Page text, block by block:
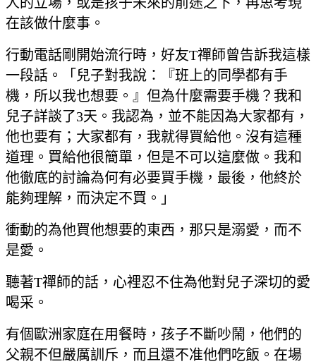
人的立場，或是孩子未來的前途之下，再思考現
在該做什麼事。
行動電話剛開始流行時，好友T禪師曾告訴我這樣
一段話。「兒子對我說：『班上的同學都有手
機，所以我也想要。』但為什麼需要手機？我和
兒子詳談了3天。我認為，並不能因為大家都有，
他也要有；大家都有，我就得買給他。沒有這種
道理。買給他很簡單，但是不可以這麼做。我和
他徹底的討論為何有必要買手機，最後，他終於
能夠理解，而決定不買。」
衝動的為他買他想要的東西，那只是溺愛，而不
是愛。
聽著T禪師的話，心裡忍不住為他對兒子深切的愛
喝采。
有個歐洲家庭在用餐時，孩子不斷吵鬧，他們的
父親不但嚴厲訓斥，而且還不准他們吃飯。在場